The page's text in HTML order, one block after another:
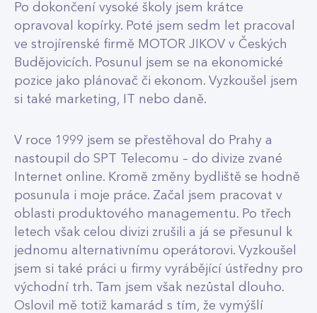
Po dokončení vysoké školy jsem krátce
opravoval kopírky. Poté jsem sedm let pracoval
ve strojírenské firmě MOTOR JIKOV v Českých
Budějovicích. Posunul jsem se na ekonomické
pozice jako plánovač či ekonom. Vyzkoušel jsem
si také marketing, IT nebo daně.
V roce 1999 jsem se přestěhoval do Prahy a
nastoupil do SPT Telecomu – do divize zvané
Internet online. Kromě změny bydliště se hodně
posunula i moje práce. Začal jsem pracovat v
oblasti produktového managementu. Po třech
letech však celou divizi zrušili a já se přesunul k
jednomu alternativnímu operátorovi. Vyzkoušel
jsem si také práci u firmy vyrábějící ústředny pro
východní trh. Tam jsem však nezůstal dlouho.
Oslovil mě totiž kamarád s tím, že vymýšlí